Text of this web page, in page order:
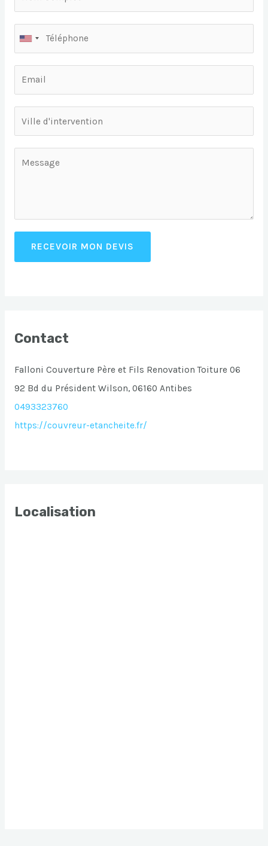
RECEVOIR MON DEVIS
Contact
Falloni Couverture Père et Fils Renovation Toiture 06
92 Bd du Président Wilson, 06160 Antibes
0493323760
https://couvreur-etancheite.fr/
Localisation